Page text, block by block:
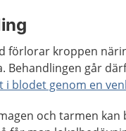
förlorar kroppen
Behandlingen går
i blodet genom en
och tarmen